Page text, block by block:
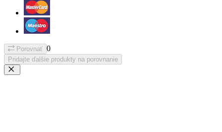
Porovnať 0
Pridajte ďalšie produkty na porovnanie